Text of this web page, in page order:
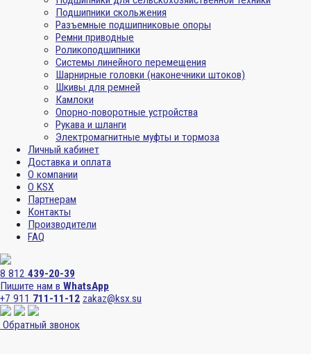
Подшипники скольжения
Разъемные подшипниковые опоры
Ремни приводные
Роликоподшипники
Системы линейного перемещения
Шарнирные головки (наконечники штоков)
Шкивы для ремней
Камлоки
Опорно-поворотные устройства
Рукава и шланги
Электромагнитные муфты и тормоза
Личный кабинет
Доставка и оплата
О компании
О KSX
Партнерам
Контакты
Производители
FAQ
8 812 439-20-39
Пишите нам в WhatsApp
+7 911 711-11-12 zakaz@ksx.su
Обратный звонок